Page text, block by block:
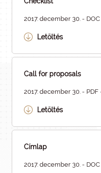
2017. december 30. - DOC
Letöltés
Call for proposals
2017. december 30. - PDF
Letöltés
Címlap
2017. december 30. -